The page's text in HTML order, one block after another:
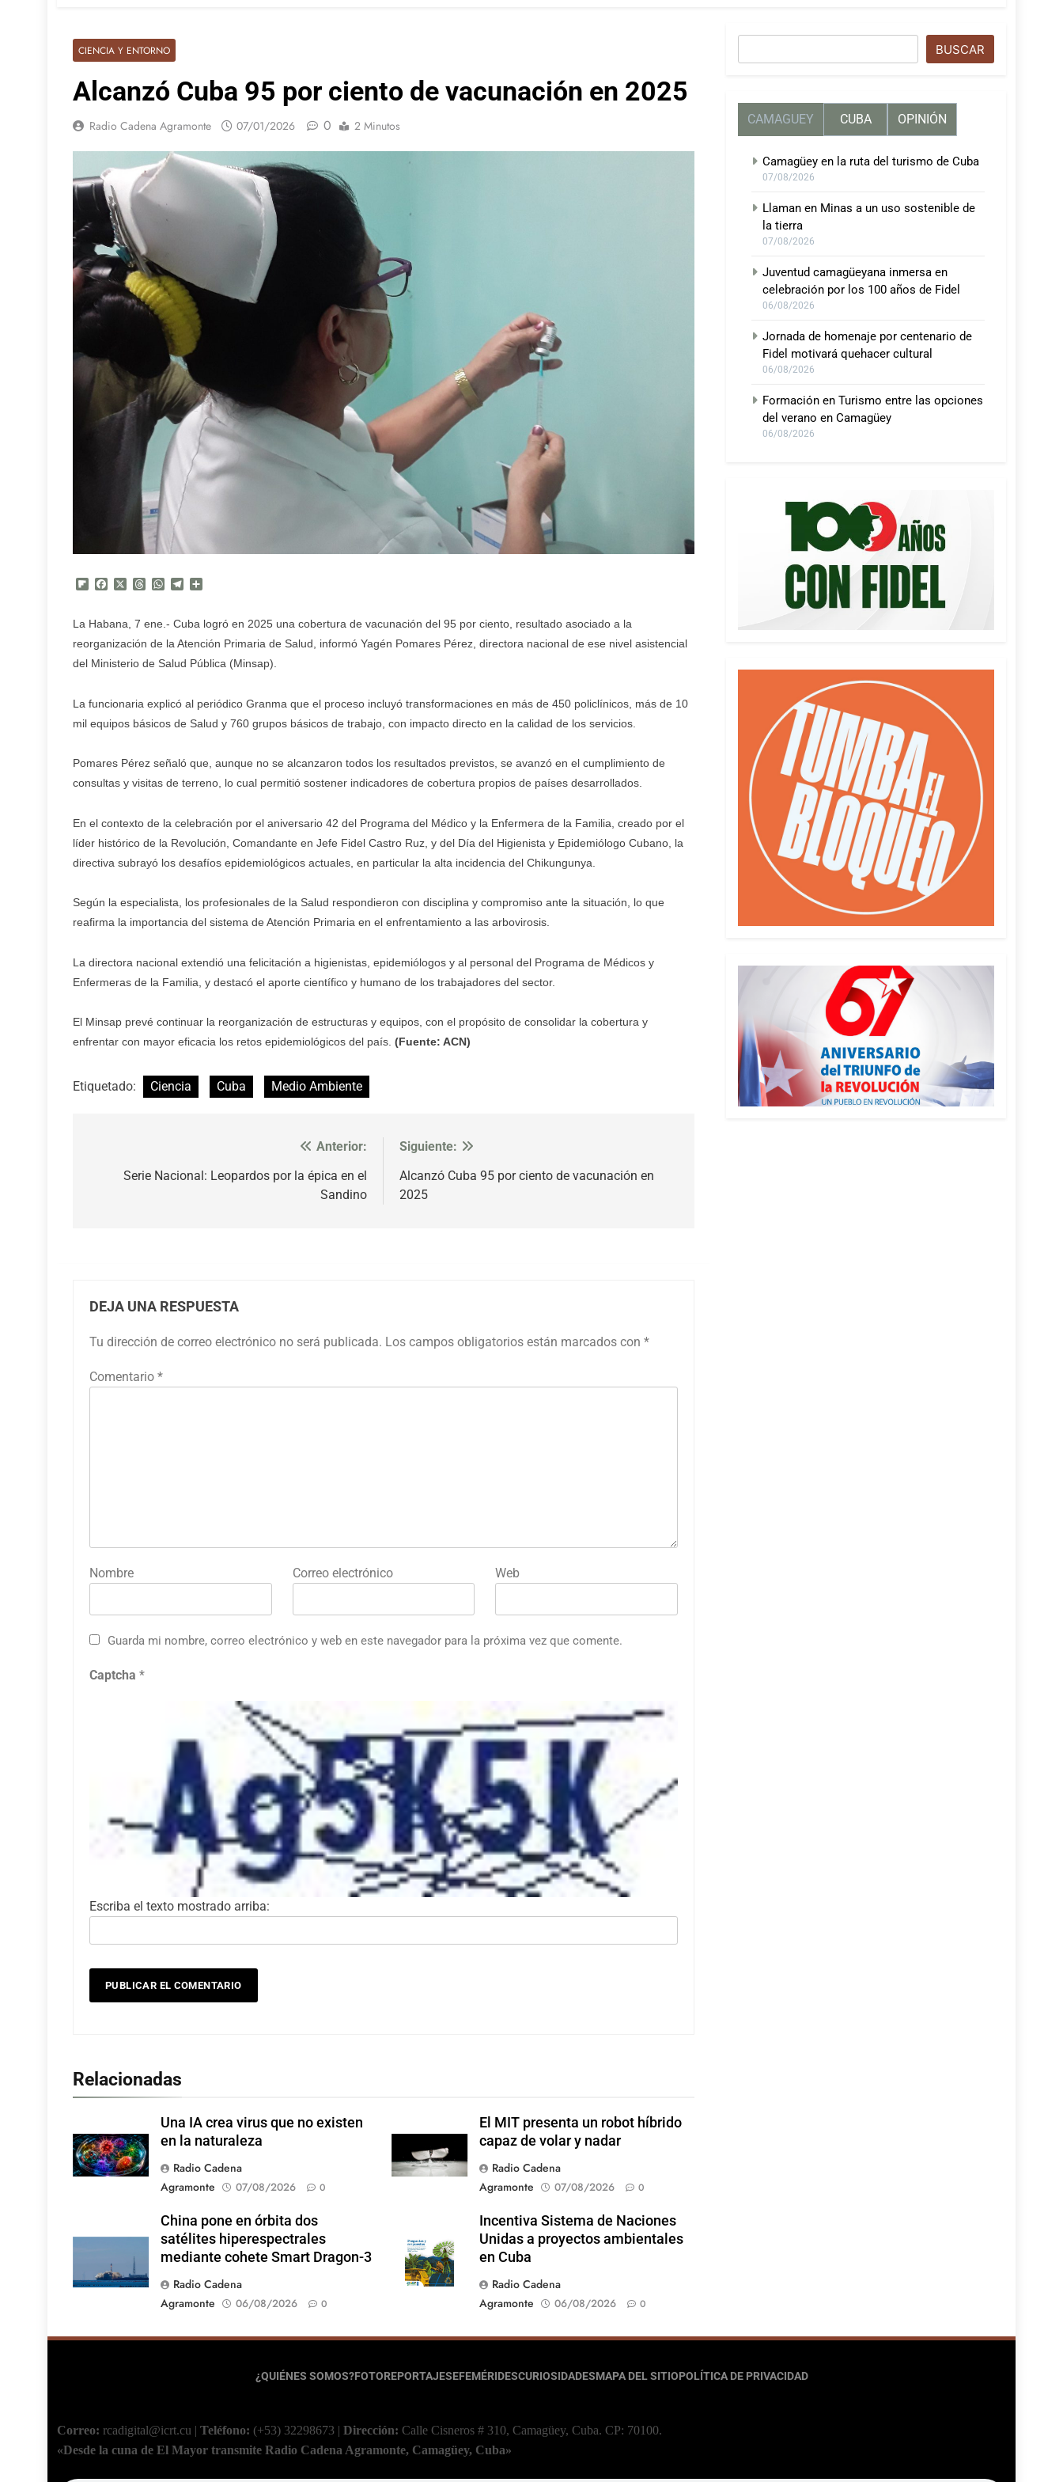
CIENCIA Y ENTORNO
Alcanzó Cuba 95 por ciento de vacunación en 2025
Radio Cadena Agramonte 07/01/2026 0 2 Minutos
Flipboard
FacebookThreadsWhatsApp
Telegram
La Habana, 7 ene.- Cuba logró en 2025 una cobertura de vacunación del 95 por ciento, resultado asociado a la
reorganización de la Atención Primaria de Salud, informó Yagén Pomares Pérez, directora nacional de ese nivel asistencial
del Ministerio de Salud Pública (Minsap).
La funcionaria explicó al periódico Granma que el proceso incluyó transformaciones en más de 450 policlínicos, más de 10
mil equipos básicos de Salud y 760 grupos básicos de trabajo, con impacto directo en la calidad de los servicios.
Pomares Pérez señaló que, aunque no se alcanzaron todos los resultados previstos, se avanzó en el cumplimiento de
consultas y visitas de terreno, lo cual permitió sostener indicadores de cobertura propios de países desarrollados.
En el contexto de la celebración por el aniversario 42 del Programa del Médico y la Enfermera de la Familia, creado por el
líder histórico de la Revolución, Comandante en Jefe Fidel Castro Ruz, y del Día del Higienista y Epidemiólogo Cubano, la
directiva subrayó los desafíos epidemiológicos actuales, en particular la alta incidencia del Chikungunya.
Según la especialista, los profesionales de la Salud respondieron con disciplina y compromiso ante la situación, lo que
reafirma la importancia del sistema de Atención Primaria en el enfrentamiento a las arbovirosis.
La directora nacional extendió una felicitación a higienistas, epidemiólogos y al personal del Programa de Médicos y
Enfermeras de la Familia, y destacó el aporte científico y humano de los trabajadores del sector.
El Minsap prevé continuar la reorganización de estructuras y equipos, con el propósito de consolidar la cobertura y
enfrentar con mayor eficacia los retos epidemiológicos del país. (Fuente: ACN)
Etiquetado: Ciencia Cuba Medio Ambiente
Anterior:
Serie Nacional: Leopardos por la épica en el
Sandino
Siguiente:
Alcanzó Cuba 95 por ciento de vacunación en
2025
DEJA UNA RESPUESTA
Tu dirección de correo electrónico no será publicada. Los campos obligatorios están marcados con *
Comentario *
Nombre Correo electrónico Web
Guarda mi nombre, correo electrónico y web en este navegador para la próxima vez que comente.
Captcha *
Escriba el texto mostrado arriba:
Relacionadas
Una IA crea virus que no existen
en la naturaleza
Radio Cadena
Agramonte
07/08/2026 0
El MIT presenta un robot híbrido
capaz de volar y nadar
Radio Cadena
Agramonte
07/08/2026 0
China pone en órbita dos
satélites hiperespectrales
mediante cohete Smart Dragon-3
Radio Cadena
Agramonte
06/08/2026 0
Incentiva Sistema de Naciones
Unidas a proyectos ambientales
en Cuba
Radio Cadena
Agramonte
06/08/2026 0
BUSCAR
CAMAGUEY CUBA OPINIÓN
Camagüey en la ruta del turismo de Cuba
07/08/2026
Llaman en Minas a un uso sostenible de
la tierra
07/08/2026
Juventud camagüeyana inmersa en
celebración por los 100 años de Fidel
06/08/2026
Jornada de homenaje por centenario de
Fidel motivará quehacer cultural
06/08/2026
Formación en Turismo entre las opciones
del verano en Camagüey
06/08/2026
¿QUIÉNES SOMOS?FOTOREPORTAJESEFEMÉRIDESCURIOSIDADESMAPA DEL SITIOPOLÍTICA DE PRIVACIDAD
Correo: rcadigital@icrt.cu | Teléfono: (+53) 32298673 | Dirección: Calle Cisneros # 310, Camagüey, Cuba. CP: 70100.
«Desde la cuna de El Mayor transmite Radio Cadena Agramonte, Camagüey, Cuba»